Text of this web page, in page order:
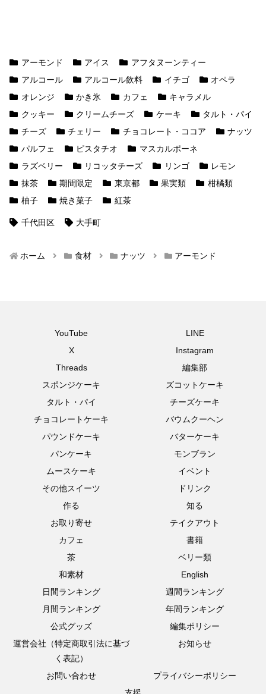
アーモンド アイス
アフタヌーンティー
アルコール
アルコール飲料 イチゴ
オペラ
オレンジ
かき氷 カフェ
キャラメル
クッキー
クリームチーズ ケーキ
タルト・パイ
チーズ
チェリー チョコレート・ココア
ナッツ
パルフェ
ピスタチオ
マスカルポーネ
ラズベリー
リコッタチーズ リンゴ
レモン
抹茶
期間限定 東京都 果実類
柑橘類
柚子
焼き菓子 紅茶
千代田区 大手町
ホーム 食材 ナッツ アーモンド
YouTube
LINE
X
Instagram
Threads
編集部
スポンジケーキ
ズコットケーキ
タルト・パイ
チーズケーキ
チョコレートケーキ
バウムクーヘン
パウンドケーキ
バターケーキ
パンケーキ
モンブラン
ムースケーキ
イベント
その他スイーツ
ドリンク
作る
知る
お取り寄せ
テイクアウト
カフェ
書籍
茶
ベリー類
和素材
English
日間ランキング
週間ランキング
月間ランキング
年間ランキング
公式グッズ
編集ポリシー
運営会社（特定商取引法に基づ
く表記）
お知らせ
お問い合わせ
プライバシーポリシー